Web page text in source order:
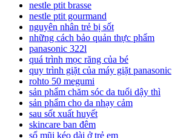
nestle ptit brasse
nestle ptit gourmand
nguyên nhân trẻ bị sốt
những cách bảo quản thực phẩm
panasonic 322l
quá trình mọc răng của bé
quy trình giặt của máy giặt panasonic
rohto 50 megumi
sản phẩm chăm sóc da tuổi dậy thì
sản phẩm cho da nhạy cảm
sau sốt xuất huyết
skincare ban đêm
sổ mũi kéo dài ở trẻ em